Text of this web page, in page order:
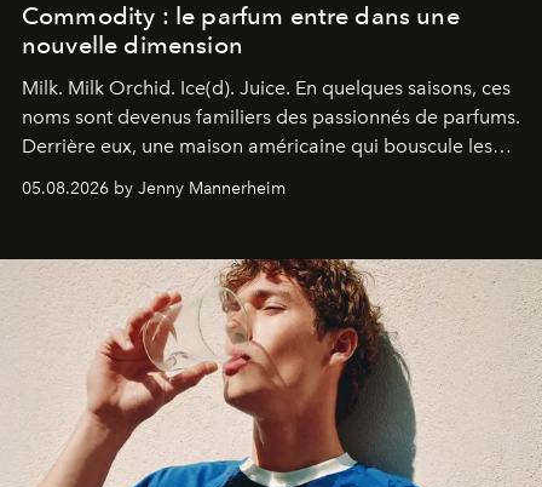
Commodity : le parfum entre dans une
nouvelle dimension
Milk. Milk Orchid. Ice(d). Juice. En quelques saisons, ces
noms sont devenus familiers des passionnés de parfums.
Derrière eux, une maison américaine qui bouscule les
codes de la parfumerie contemporaine en proposant
une approche aussi intuitive que personnelle :
05.08.2026 by Jenny Mannerheim